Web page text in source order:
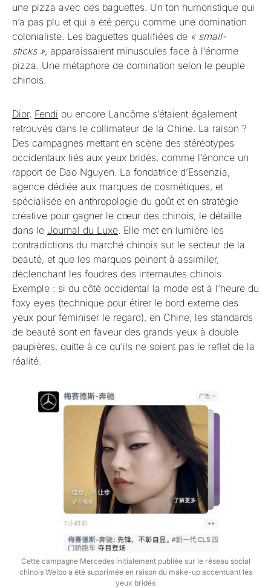
une pizza avec des baguettes. Un ton humoristique qui
n’a pas plu et qui a été perçu comme une domination
colonialiste. Les baguettes qualifiées de « small-
sticks », apparaissaient minuscules face à l’énorme
pizza. Une métaphore de domination selon le peuple
chinois.
Dior, Fendi ou encore Lancôme s’étaient également
retrouvés dans le collimateur de la Chine. La raison ?
Des campagnes mettant en scène des stéréotypes
occidentaux liés aux yeux bridés, comme l’énonce un
rapport de Dao Nguyen. La fondatrice d’Essenzia,
agence dédiée aux marques de cosmétiques, et
spécialisée en anthropologie du goût et en stratégie
créative pour gagner le cœur des chinois, le détaille
dans le Journal du Luxe . Elle met en lumière les
contradictions du marché chinois sur le secteur de la
beauté, et que les marques peinent à assimiler,
déclenchant les foudres des internautes chinois.
Exemple : si du côté occidental la mode est à l’heure du
foxy eyes (technique pour étirer le bord externe des
yeux pour féminiser le regard), en Chine, les standards
de beauté sont en faveur des grands yeux à double
paupières, quitte à ce qu’ils ne soient pas le reflet de la
réalité.
Cette campagne Mercedes initialement publiée sur le réseau social
chinois Weibo a été supprimée en raison du make-up accentuant les
yeux bridés